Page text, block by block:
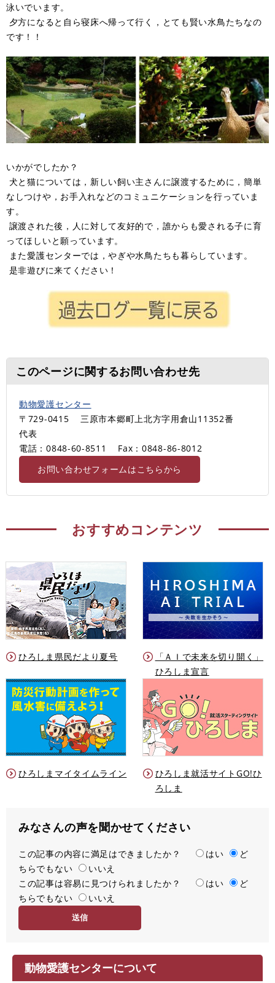
泳いでいます。
夕方になると自ら寝床へ帰って行く，とても賢い水鳥たちなの
です！！
いかがでしたか？
犬と猫については，新しい飼い主さんに譲渡するために，簡単
なしつけや，お手入れなどのコミュニケーションを行っていま
す。
譲渡された後，人に対して友好的で，誰からも愛される子に育
ってほしいと願っています。
また愛護センターでは，やぎや水鳥たちも暮らしています。
是非遊びに来てください！
このページに関するお問い合わせ先
動物愛護センター
〒729-0415
三原市本郷町上北方字用倉山11352番
代表
電話：0848-60-8511
Fax：0848-86-8012
お問い合わせフォームはこちらから
おすすめコンテンツ
ひろしま県民だより夏号
「ＡＩで未来を切り開く」
ひろしま宣言
ひろしまマイタイムライン
ひろしま就活サイトGO!ひ
ろしま
みなさんの声を聞かせてください
満
足
度
この記事の内容に満足はできましたか？ はい
ど
ちらでもない
いいえ
容
易
この記事は容易に見つけられましたか？ はい
ど
ちらでもない
いいえ
動物愛護センターについて